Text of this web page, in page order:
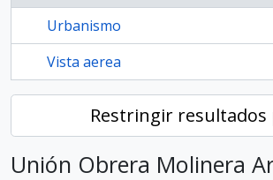
Urbanismo
Vista aerea
Restringir resultados
Unión Obrera Molinera